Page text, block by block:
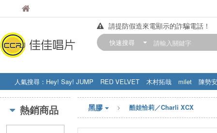
佳佳唱片
請提防假造來電顯示的詐騙電話！
【中華門市營業時間調整公告】
快速搜尋
人氣搜尋： Hey! Say! JUMP RED VELVET 木村拓哉 milet
陳勢安
STRAY KIDS
盧廣仲 周杰伦
熱銷商品 黑膠 酷娃恰莉／Charli XCX